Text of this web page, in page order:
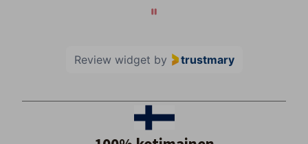
Review widget by trustmary